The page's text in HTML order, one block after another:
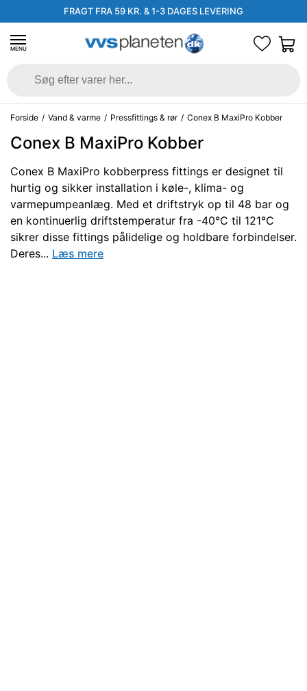
FRAGT FRA 59 KR. & 1-3 DAGES LEVERING
MENU
Forside / Vand & varme / Pressfittings & rør / Conex B MaxiPro Kobber
Conex B MaxiPro Kobber
Conex B MaxiPro kobberpress fittings er designet til
hurtig og sikker installation i køle-, klima- og
varmepumpeanlæg. Med et driftstryk op til 48 bar og
en kontinuerlig driftstemperatur fra -40°C til 121°C
sikrer disse fittings pålidelige og holdbare forbindelser.
Deres... Læs mere